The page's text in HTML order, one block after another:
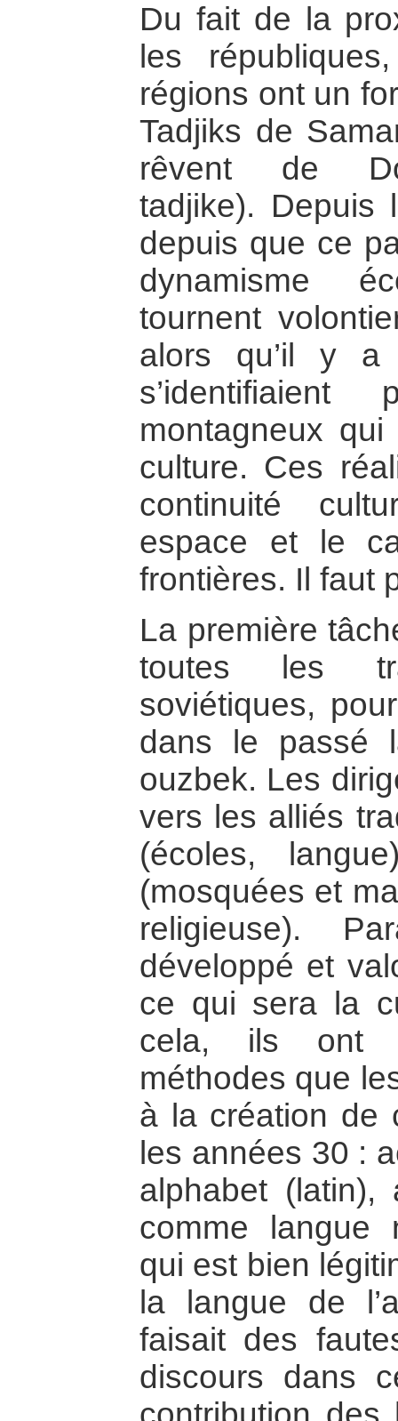
Du fait de la
les
régions ont un
Tadjiks de
rêvent de
tadjike).
depuis que ce
dynamisme
tournent
alors qu’il y
montagneux
culture. Ces
continuité
espace et le
frontières. Il faut
La première
toutes les
soviétiques,
dans le passé
ouzbek. Les
vers les alliés
(écoles,
(mosquées et
religieuse).
développé et
ce qui sera la
cela, ils ont
méthodes que
à la création de
les années 30 :
alphabet (latin),
comme langue
qui est bien
la langue de
faisait des
discours dans